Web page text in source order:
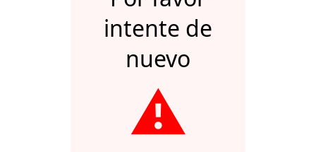
intente de
nuevo
⚠️